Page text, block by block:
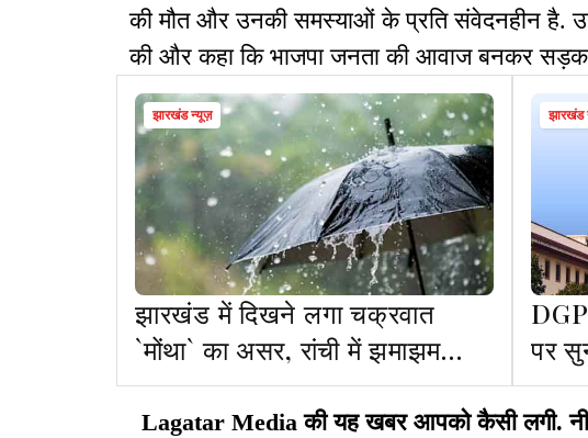
की मौत और उनकी समस्याओं के प्रति संवेदनहीन है.
की और कहा कि भाजपा जनता की आवाज बनकर
झारखंड न्यूज़
झारखंड में दिखने लगा चक्रवात
`मोंथा` का असर, रांची में झमाझम
बारिश
झारखंड
पर
Lagatar Media की यह खबर आपको कैसी लगी.